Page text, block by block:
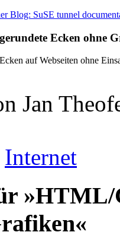
Blog: SuSE tunnel
Ecken ohne
auf Webseiten ohne
Jan
Internet
»HTML/